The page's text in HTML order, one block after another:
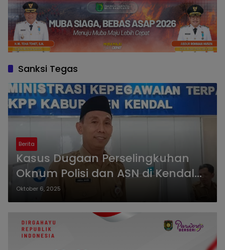
Sanksi Tegas
Berita
Kasus Dugaan Perselingkuhan
Oknum Polisi dan ASN di Kendal
Kembali Mencuat, BKPPL Pastikan
Ada Sanksi Tegas
Oktober 6, 2025